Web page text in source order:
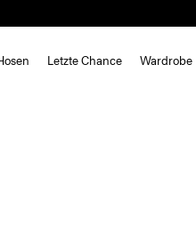
Letzte Chance Wardrobe